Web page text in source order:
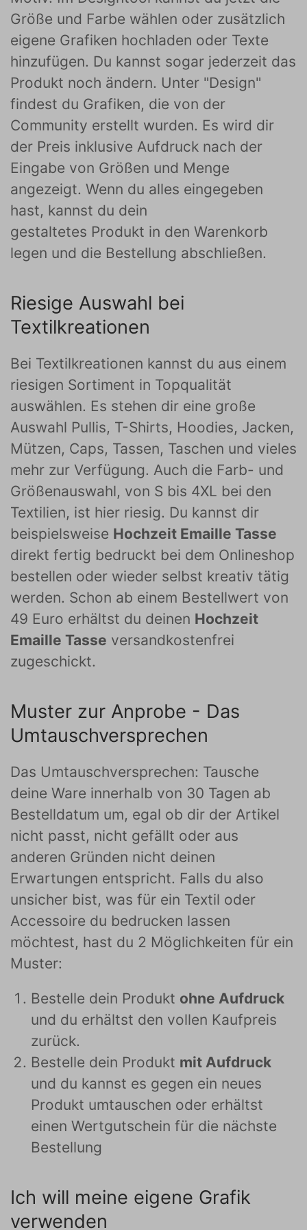
Größe und Farbe wählen oder zusätzlich
eigene Grafiken hochladen oder Texte
hinzufügen. Du kannst sogar jederzeit das
Produkt noch ändern. Unter "Design"
findest du Grafiken, die von der
Community erstellt wurden. Es wird dir
der Preis inklusive Aufdruck nach der
Eingabe von Größen und Menge
angezeigt. Wenn du alles eingegeben
hast, kannst du dein
gestaltetes Produkt in den Warenkorb
legen und die Bestellung abschließen.
Riesige Auswahl bei
Textilkreationen
Bei Textilkreationen kannst du aus einem
riesigen Sortiment in Topqualität
auswählen. Es stehen dir eine große
Auswahl Pullis, T-Shirts, Hoodies, Jacken,
Mützen, Caps, Tassen, Taschen und vieles
mehr zur Verfügung. Auch die Farb- und
Größenauswahl, von S bis 4XL bei den
Textilien, ist hier riesig. Du kannst dir
beispielsweise Hochzeit Emaille Tasse
direkt fertig bedruckt bei dem Onlineshop
bestellen oder wieder selbst kreativ tätig
werden. Schon ab einem Bestellwert von
49 Euro erhältst du deinen Hochzeit
Emaille Tasse versandkostenfrei
zugeschickt.
Muster zur Anprobe - Das
Umtauschversprechen
Das Umtauschversprechen: Tausche
deine Ware innerhalb von 30 Tagen ab
Bestelldatum um, egal ob dir der Artikel
nicht passt, nicht gefällt oder aus
anderen Gründen nicht deinen
Erwartungen entspricht. Falls du also
unsicher bist, was für ein Textil oder
Accessoire du bedrucken lassen
möchtest, hast du 2 Möglichkeiten für ein
Muster:
Bestelle dein Produkt ohne Aufdruck
und du erhältst den vollen Kaufpreis
zurück.
Bestelle dein Produkt mit Aufdruck
und du kannst es gegen ein neues
Produkt umtauschen oder erhältst
einen Wertgutschein für die nächste
Bestellung
Ich will meine eigene Grafik
verwenden